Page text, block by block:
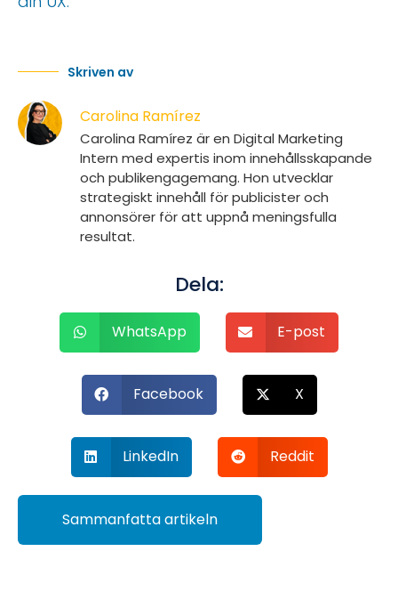
Skriven av
Carolina Ramírez
Carolina Ramírez är en Digital Marketing
Intern med expertis inom innehållsskapande
och publikengagemang. Hon utvecklar
strategiskt innehåll för publicister och
annonsörer för att uppnå meningsfulla
resultat.
Dela:
WhatsApp E-post
Facebook X
LinkedIn Reddit
Sammanfatta artikeln